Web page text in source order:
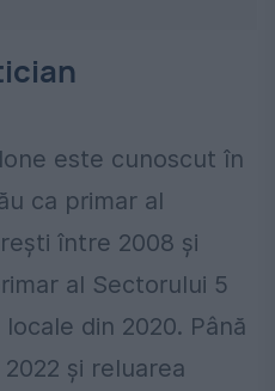
este cunoscut în
ca primar al
între 2008 și
al Sectorului 5
din 2020. Până
și reluarea